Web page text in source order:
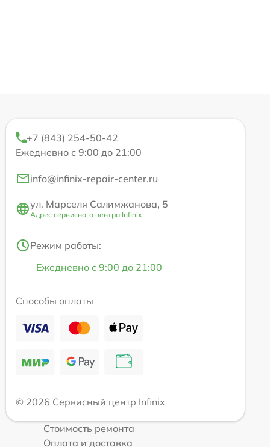
+7 (843) 254-50-42
Ежедневно с 9:00 до 21:00
info@infinix-repair-center.ru
ул. Марселя Салимжанова, 5
Адрес сервисного центра Infinix
Режим работы:
Ежедневно с 9:00 до 21:00
Способы оплаты
© 2026 Сервисный центр Infinix
Стоимость ремонта
Оплата и доставка